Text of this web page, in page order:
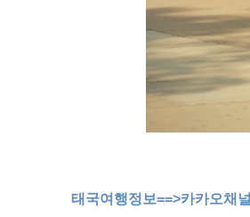
태국여행정보==>카카오채널